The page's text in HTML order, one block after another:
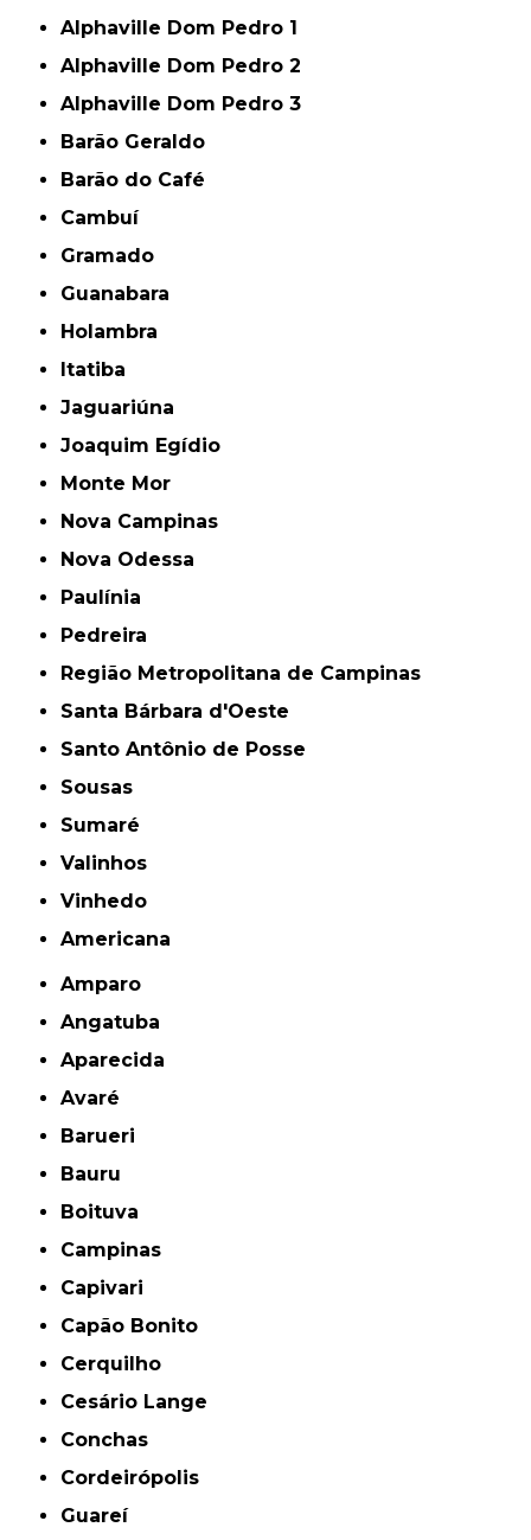
Alphaville Dom Pedro 1
Alphaville Dom Pedro 2
Alphaville Dom Pedro 3
Barão Geraldo
Barão do Café
Cambuí
Gramado
Guanabara
Holambra
Itatiba
Jaguariúna
Joaquim Egídio
Monte Mor
Nova Campinas
Nova Odessa
Paulínia
Pedreira
Região Metropolitana de Campinas
Santa Bárbara d'Oeste
Santo Antônio de Posse
Sousas
Sumaré
Valinhos
Vinhedo
americana
Amparo
Angatuba
Aparecida
Avaré
Barueri
Bauru
Boituva
Campinas
Capivari
Capão Bonito
Cerquilho
Cesário Lange
Conchas
Cordeirópolis
Guareí